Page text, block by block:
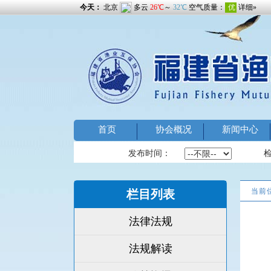
首页 协会概况 新闻中心
发布时间：
栏目列表
法律法规
法规解读
当前